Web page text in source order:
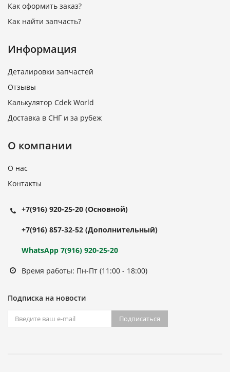
Как оформить заказ?
Как найти запчасть?
Информация
Деталировки запчастей
Отзывы
Калькулятор Cdek World
Доставка в СНГ и за рубеж
О компании
О нас
Контакты
+7(916) 920-25-20 (Основной)
+7(916) 857-32-52 (Дополнительный)
WhatsApp 7(916) 920-25-20
Время работы: Пн-Пт (11:00 - 18:00)
Подписка на новости
Подписаться